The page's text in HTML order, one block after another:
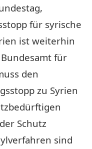
für syrische
ist weiterhin
für
den
zu Syrien
Schutz
sind